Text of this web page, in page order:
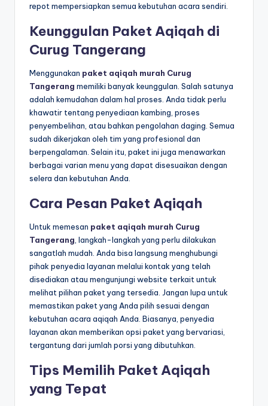
repot mempersiapkan semua kebutuhan acara sendiri.
Keunggulan Paket Aqiqah di
Curug Tangerang
Menggunakan paket aqiqah murah Curug
Tangerang memiliki banyak keunggulan. Salah satunya
adalah kemudahan dalam hal proses. Anda tidak perlu
khawatir tentang penyediaan kambing, proses
penyembelihan, atau bahkan pengolahan daging. Semua
sudah dikerjakan oleh tim yang profesional dan
berpengalaman. Selain itu, paket ini juga menawarkan
berbagai varian menu yang dapat disesuaikan dengan
selera dan kebutuhan Anda.
Cara Pesan Paket Aqiqah
Untuk memesan paket aqiqah murah Curug
Tangerang , langkah-langkah yang perlu dilakukan
sangatlah mudah. Anda bisa langsung menghubungi
pihak penyedia layanan melalui kontak yang telah
disediakan atau mengunjungi website terkait untuk
melihat pilihan paket yang tersedia. Jangan lupa untuk
memastikan paket yang Anda pilih sesuai dengan
kebutuhan acara aqiqah Anda. Biasanya, penyedia
layanan akan memberikan opsi paket yang bervariasi,
tergantung dari jumlah porsi yang dibutuhkan.
Tips Memilih Paket Aqiqah
yang Tepat